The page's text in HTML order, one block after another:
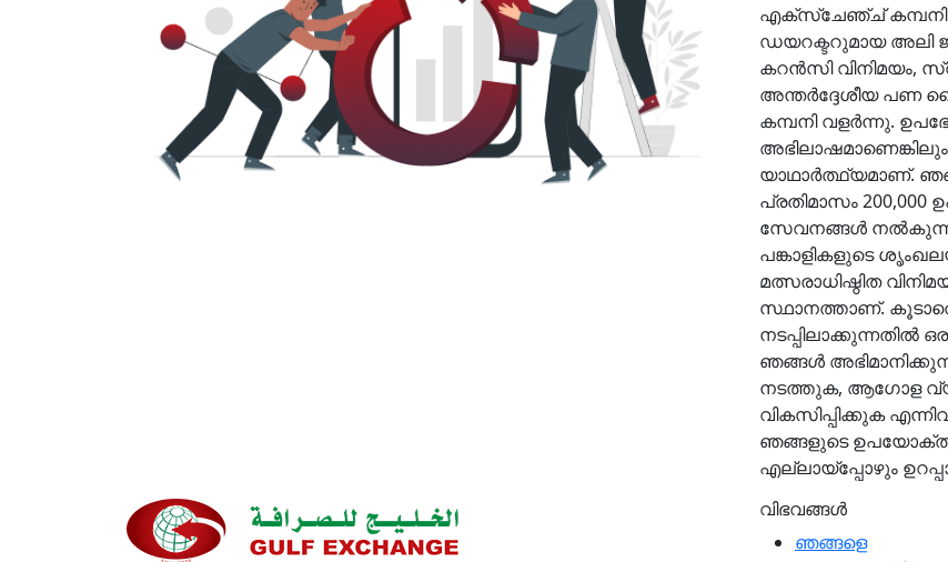
എക്സ്ചേഞ്ച്
ഡയറക്ടറുമായ അലി
കറൻസി വിനിമയം,
അന്തർദ്ദേശീയ പണ
കമ്പനി വളർന്നു.
യാഥാർത്ഥ്യമാണ്.
പ്രതിമാസം
സേവനങ്ങൾ
പങ്കാളികളുടെ
മത്സരാധിഷ്ഠിത
സ്ഥാനത്താണ്.
നടപ്പിലാക്കുന്നതിൽ
ഞങ്ങൾ
നടത്തുക, ആഗോള
വികസിപ്പിക്കുക
ഞങ്ങളുടെ
എല്ലായ്പ്പോഴും
വിഭവങ്ങൾ
ഞങ്ങളെ